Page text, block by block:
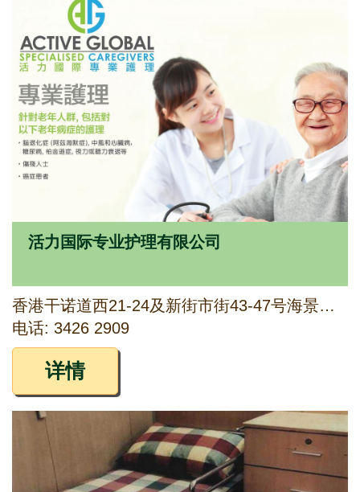
活力国际专业护理有限公司
香港干诺道西21-24及新街市街43-47号海景商业大厦8楼803-804室
电话: 3426 2909
详情